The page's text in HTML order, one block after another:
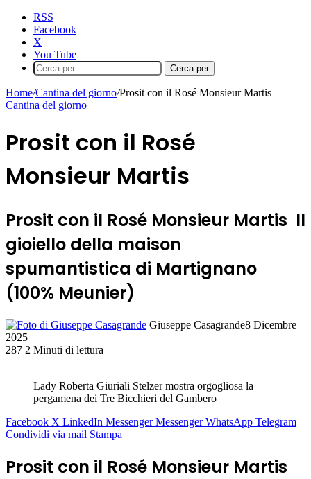
RSS
Facebook
X
You Tube
Cerca per
Home/Cantina del giorno/Prosit con il Rosé Monsieur Martis
Cantina del giorno
Prosit con il Rosé
Monsieur Martis
Prosit con il Rosé Monsieur Martis Il
gioiello della maison
spumantistica di Martignano
(100% Meunier)
Giuseppe Casagrande8 Dicembre
2025
287 2 Minuti di lettura
Lady Roberta Giuriali Stelzer mostra orgogliosa la
pergamena dei Tre Bicchieri del Gambero
Facebook X LinkedIn Messenger Messenger WhatsApp Telegram
Condividi via mail Stampa
Prosit con il Rosé Monsieur Martis